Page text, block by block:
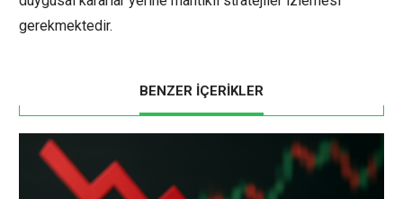
gerekmektedir.
BENZER İÇERİKLER